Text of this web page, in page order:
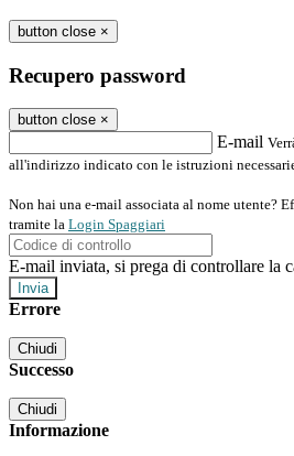
button close ×
Recupero password
button close ×
E-mail
all'indirizzo indicato con le istruzioni
Non hai una e-mail associata al nome utente?
tramite la Login Spaggiari
E-mail inviata, si prega di controllare la
Errore
Chiudi
Successo
Chiudi
Informazione